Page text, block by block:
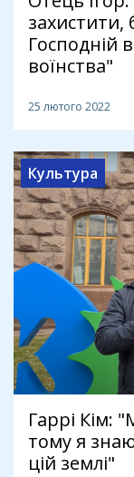
захистити,
Господній
воїнства"
25 лютого 2022
Культура
Гаррі Кім:
тому я
цій землі"